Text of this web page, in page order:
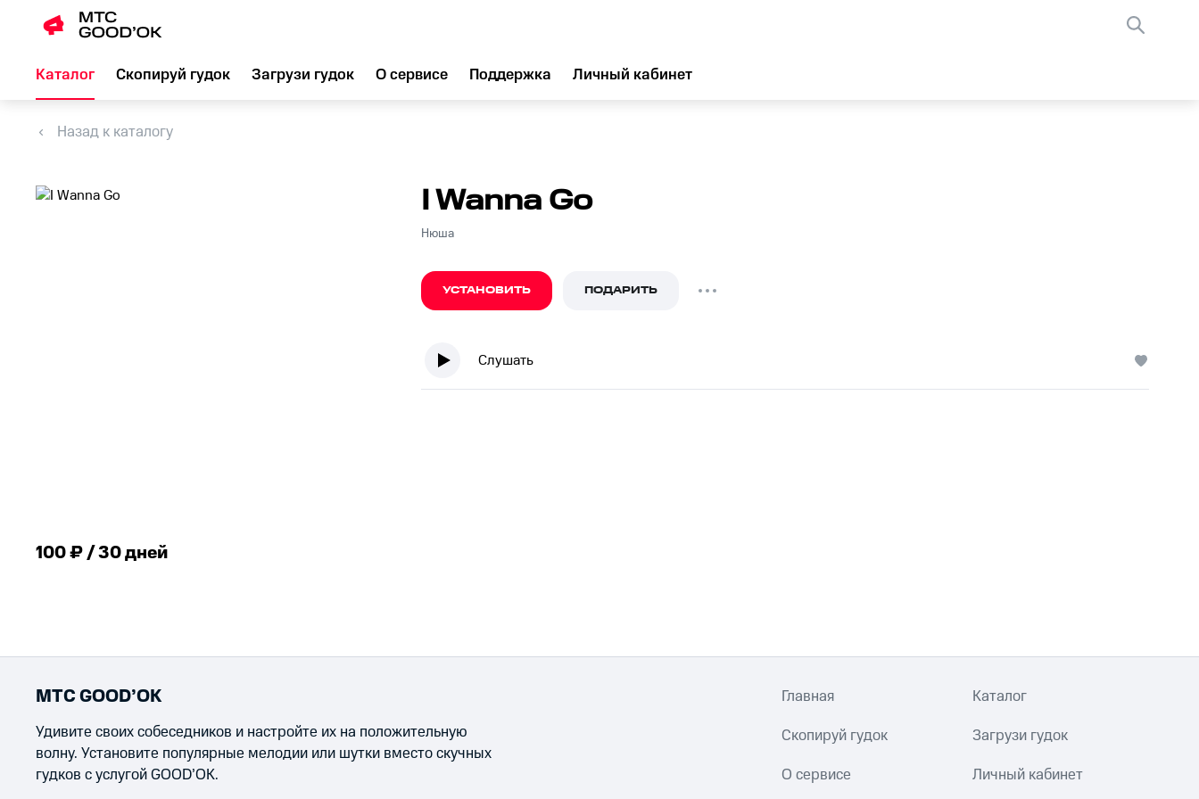
Каталог Скопируй гудок Загрузи гудок О сервисе Поддержка Личный кабинет
Назад к каталогу
100 ₽ / 30 дней
I Wanna Go
Нюша
УСТАНОВИТЬ ПОДАРИТЬ
Слушать
МТС GOOD’OK
Удивите своих собеседников и настройте их на положительную
волну. Установите популярные мелодии или шутки вместо скучных
гудков с услугой GOOD’OK.
Главная Каталог
Скопируй гудок Загрузи гудок
О сервисе Личный кабинет